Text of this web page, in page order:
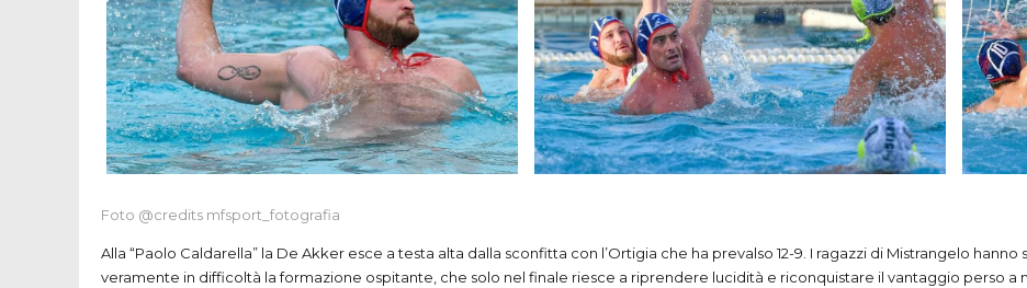
Foto @credits mfsport_fotografia
Alla “Paolo Caldarella” la De Akker esce a testa alta dalla sconfitta con l’Ortigia che ha prevalso 12-9. I ragazzi di Mistrangelo
veramente in difficoltà la formazione ospitante, che solo nel finale riesce a riprendere lucidità e riconquistare il vantaggio perso a